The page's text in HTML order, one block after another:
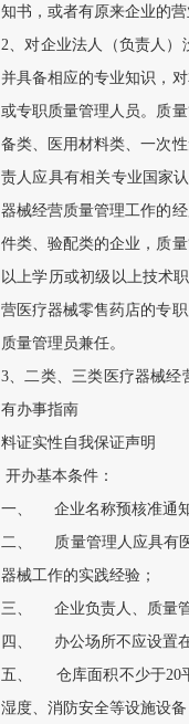
知书，或者有原来企业的营
2、对企业法人（负责人
并具备相应的专业知识，
或专职质量管理人员。质
备类、医用材料类、一次
责人应具有相关专业国家
器械经营质量管理工作的
件类、验配类的企业，质
以上学历或初级以上技术
营医疗器械零售药店的专
质量管理员兼任。
3、二类、三类医疗器械
有办事指南
料证实性自我保证声明
开办基本条件：
一、 企业名称预核准通知
二、 质量管理人应具有医
器械工作的实践经验；
三、 企业负责人、质量管
四、 办公场所不应设置在
五、 仓库面积不少于20
湿度、消防安全等设施设备